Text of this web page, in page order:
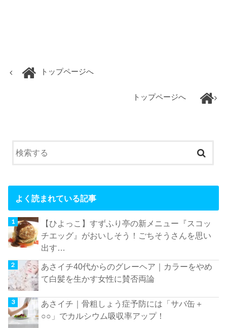
トップページへ
トップページへ
よく読まれている記事
【ひよっこ】すずふり亭の新メニュー『スコッ
チエッグ』がおいしそう！ごちそうさんを思い
出す…
あさイチ40代からのグレーヘア｜カラーをやめ
て白髪を生かす女性に賛否両論
あさイチ｜骨粗しょう症予防には「サバ缶＋
○○」でカルシウム吸収率アップ！